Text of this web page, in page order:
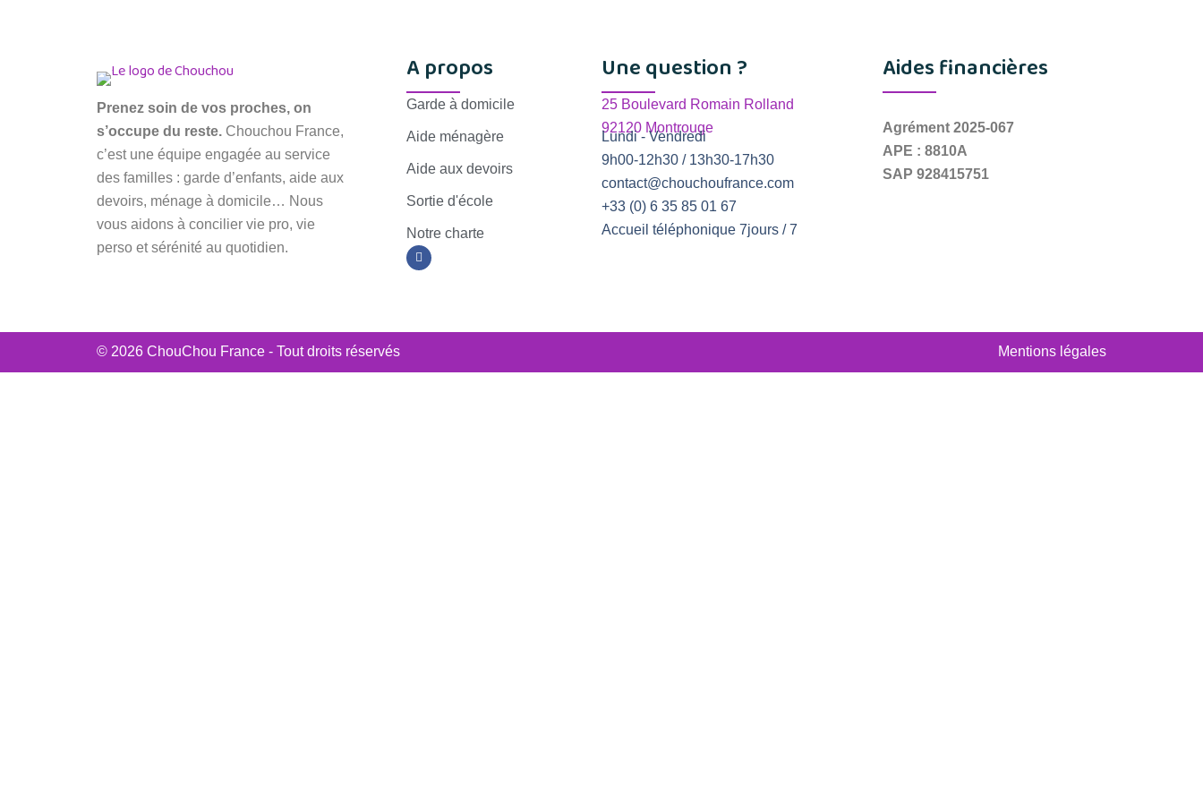
Prenez soin de vos proches, on
s’occupe du reste.Chouchou France,
c’est une équipe engagée au service
des familles : garde d’enfants, aide aux
devoirs, ménage à domicile… Nous
vous aidons à concilier vie pro, vie
perso et sérénité au quotidien.
A propos
Garde à domicile
Aide ménagère
Aide aux devoirs
Sortie d'école
Notre charte
Une question ?
25 Boulevard Romain Rolland
92120 Montrouge
Lundi - Vendredi
9h00-12h30 / 13h30-17h30
contact@chouchoufrance.com
+33 (0) 6 35 85 01 67
Accueil téléphonique 7jours / 7
Aides financières
Agrément 2025-067
APE : 8810A
SAP 928415751
© 2026 ChouChou France - Tout droits réservés Mentions légales